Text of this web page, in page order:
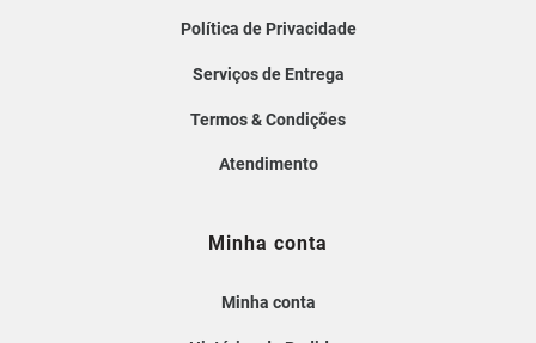
Política de Privacidade
Serviços de Entrega
Termos & Condições
Atendimento
Minha conta
Minha conta